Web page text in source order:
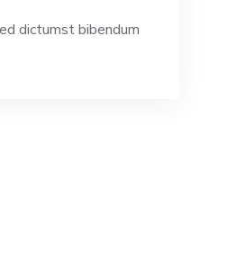
dictumst bibendum